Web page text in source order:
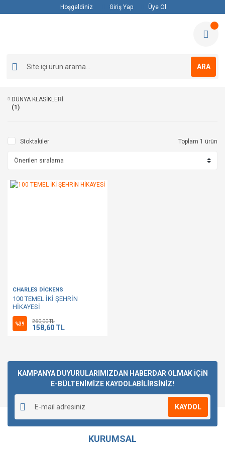
Hoşgeldiniz Giriş Yap Üye Ol
ARA
DÜNYA KLASİKLERİ
(1)
Stoktakiler Toplam 1 ürün
CHARLES DİCKENS
100 TEMEL İKİ ŞEHRİN
HİKAYESİ
%39 260,00 TL
158,60 TL
KAMPANYA DUYURULARIMIZDAN HABERDAR OLMAK İÇİN
E-BÜLTENİMİZE KAYDOLABİLİRSİNİZ!
KAYDOL
KURUMSAL